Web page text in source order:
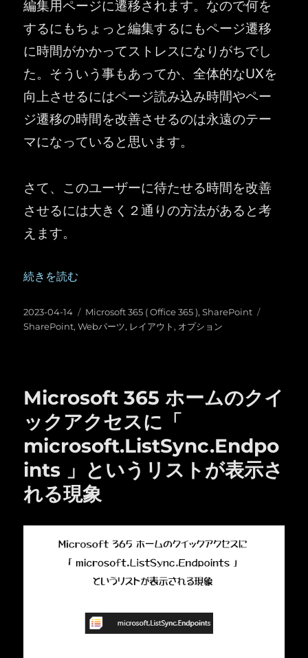
編集用ページに遷移されます。なので何を
するにもちょっと編集するにもページ遷移
に時間がかかってストレスになりがちでし
た。そういう事もあってか、全体的なUXを
向上させるにはページ読み込み時間やペー
ジ遷移の時間を改善させるのは永遠のテー
マになっていると思います。
さて、このユーザーに待たせる時間を改善
させるには大きく２通りの方法があると考
えます。
“SharePoint ：一部のWebパーツでレイアウトオプショ
続きを読む
投
稿
2023-04-14
カ
テ
Microsoft 365 ( Office 365 ),SharePoint
SharePoint,Webパーツ, レイアウト , オプション
Microsoft 365 ホームのクイ
ックアクセスに「
microsoft.ListSync.Endpo
ints 」というリストが表示さ
れる現象